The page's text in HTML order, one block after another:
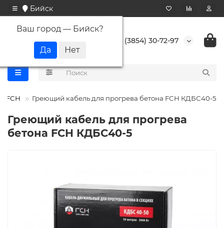
Бийск
Ваш город — Бийск?
+7 (3854) 30-72-97
FCH Греющий кабель для прогрева бетона FCH КДБС40-5
Греющий кабель для прогрева
бетона FCH КДБС40-5